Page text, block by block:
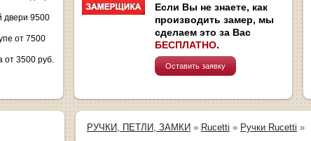
двери 9500
от 7500
от 3500 руб.
Если Вы не знаете, как
производить замер, мы
сделаем это за Вас
БЕСПЛАТНО.
Оставить заявку
РУЧКИ, ПЕТЛИ, ЗАМКИ » Rucetti » Ручки Rucetti »